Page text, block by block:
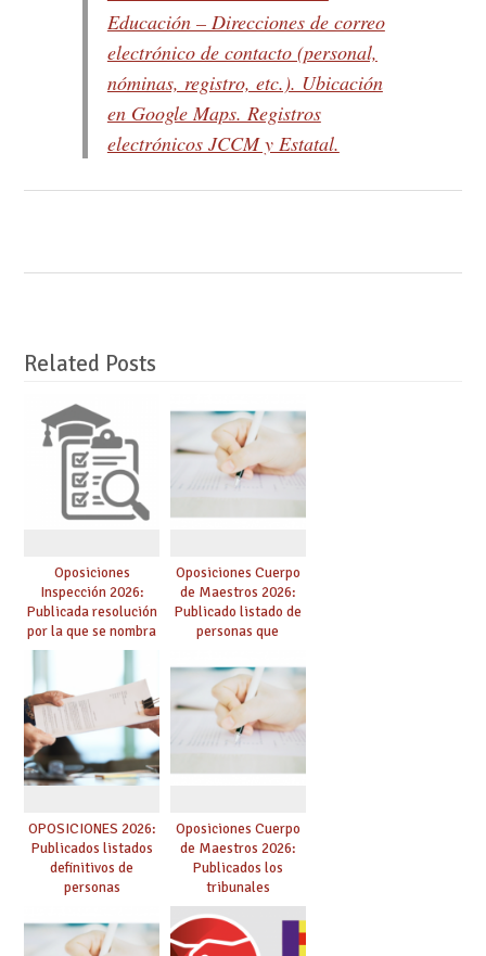
Educación – Direcciones de correo
electrónico de contacto (personal,
nóminas, registro, etc.). Ubicación
en Google Maps. Registros
electrónicos JCCM y Estatal.
Related Posts
Oposiciones
Inspección 2026:
Publicada resolución
por la que se nombra
funcionarios/as en
prácticas, se regulan
dichas prácticas y se
convoca acto público
de adjudicación
Oposiciones Cuerpo
de Maestros 2026:
Publicado listado de
personas que
especialidad
OPOSICIONES 2026:
Publicados listados
definitivos de
personas
hacer ahora si he
obtenido plaza?
Oposiciones Cuerpo
de Maestros 2026:
Publicados los
tribunales